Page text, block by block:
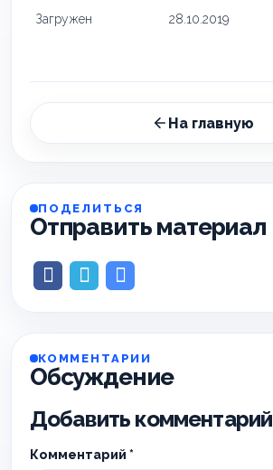
Загружен 28.10.2019
На главную
ПОДЕЛИТЬСЯ
Отправить материал
КОММЕНТАРИИ
Обсуждение
Добавить комментарий
Комментарий *